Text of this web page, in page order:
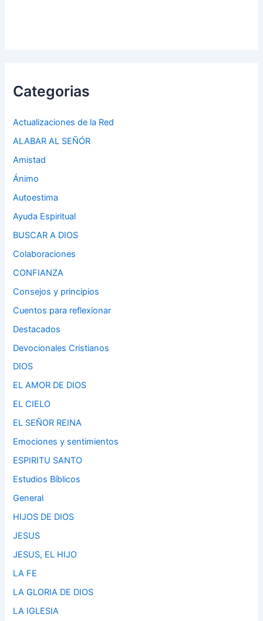
Categorias
Actualizaciones de la Red
ALABAR AL SEÑÓR
Amistad
Ánimo
Autoestima
Ayuda Espiritual
BUSCAR A DIOS
Colaboraciones
CONFIANZA
Consejos y principios
Cuentos para reflexionar
Destacados
Devocionales Cristianos
DIOS
EL AMOR DE DIOS
EL CIELO
EL SEÑOR REINA
Emociones y sentimientos
ESPIRITU SANTO
Estudios Bíblicos
General
HIJOS DE DIOS
JESUS
JESUS, EL HIJO
LA FE
LA GLORIA DE DIOS
LA IGLESIA